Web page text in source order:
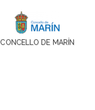
CONCELLO DE MARÍN